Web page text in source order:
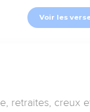
Voir les
retraites, creux